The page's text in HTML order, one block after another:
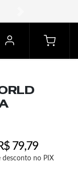
79,79
desconto no PIX